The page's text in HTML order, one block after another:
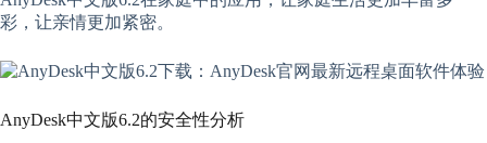
彩，让亲情更加紧密。
AnyDesk中文版6.2的安全性分析